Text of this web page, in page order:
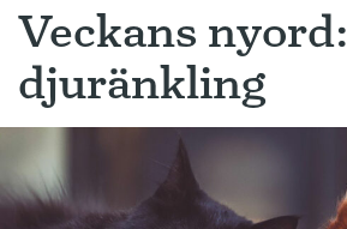
Veckans nyord:
djuränkling